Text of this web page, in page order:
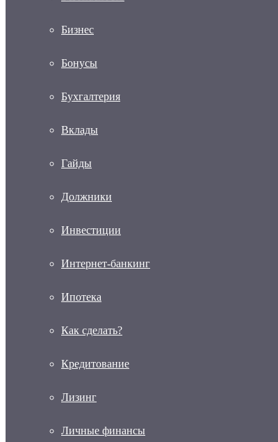
Бизнес
Бонусы
Бухгалтерия
Вклады
Гайды
Должники
Инвестиции
Интернет-банкинг
Ипотека
Как сделать?
Кредитование
Лизинг
Личные финансы